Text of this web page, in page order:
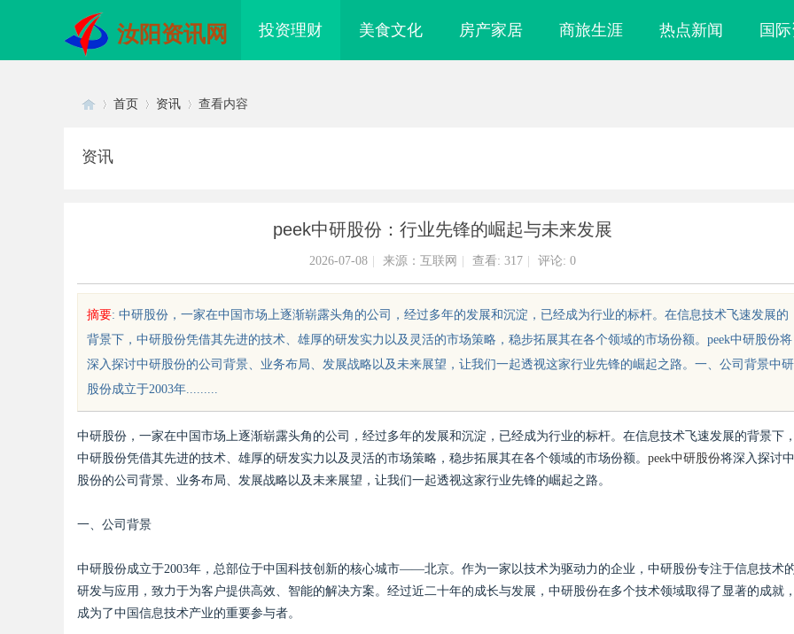
汝阳资讯网 投资理财 美食文化 房产家居 商旅生涯 热点新闻 国
sc
uz
首页 资讯 查看内容
资讯
peek中研股份：行业先锋的崛起与未来发展
2026-07-08 来源：互联网 查看: 317 评论: 0
摘要: 中研股份，一家在中国市场上逐渐崭露头角的公司，经过多年的发展和沉淀，已经成为行业的标杆。在信息技术飞速发展的
背景下，中研股份凭借其先进的技术、雄厚的研发实力以及灵活的市场策略，稳步拓展其在各个领域的市场份额。peek中研股份将
深入探讨中研股份的公司背景、业务布局、发展战略以及未来展望，让我们一起透视这家行业先锋的崛起之路。一、公司背景中研
股份成立于2003年.........
中研股份，一家在中国市场上逐渐崭露头角的公司，经过多年的发展和沉淀，已经成为行业的标杆。在信息技术飞速发展的背景下，
中研股份凭借其先进的技术、雄厚的研发实力以及灵活的市场策略，稳步拓展其在各个领域的市场份额。 peek中研股份将深入探讨
股份的公司背景、业务布局、发展战略以及未来展望，让我们一起透视这家行业先锋的崛起之路。
一、公司背景
中研股份成立于2003年，总部位于中国科技创新的核心城市——北京。作为一家以技术为驱动力的企业，中研股份专注于信息技术
研发与应用，致力于为客户提供高效、智能的解决方案。经过近二十年的成长与发展，中研股份在多个技术领域取得了显著的成就，
成为了中国信息技术产业的重要参与者。
专业充电桩项目软件开发商，
着哪些行业秘诀？ 内厨（北京）餐饮管理有限公司创始
人石贵民的健康餐饮之道
代材料革命